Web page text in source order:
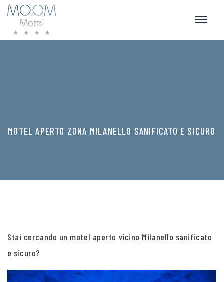
MOTEL APERTO ZONA MILANELLO SANIFICATO E SICURO
Stai cercando un motel aperto vicino Milanello sanificato
e sicuro?